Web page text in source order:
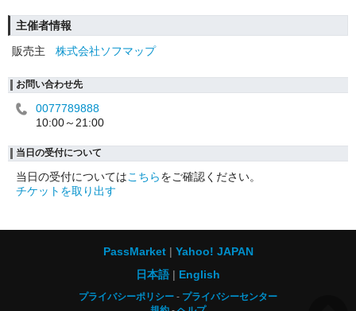
主催者情報
販売主
株式会社ソフマップ
お問い合わせ先
0077789888
10:00～21:00
当日の受付について
当日の受付についてはこちらをご確認ください。
チケットを取り出す
PassMarket
Yahoo! JAPAN
日本語
English
プライバシーポリシー
プライバシーセンター